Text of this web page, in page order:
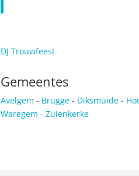
DJ Trouwfeest
Gemeentes
Avelgem - Brugge - Diksmuide -
Waregem -Zuienkerke